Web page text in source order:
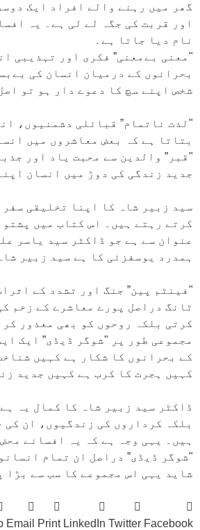
گھر میں رہنے والے افراد ایک
اور قربت کی جگہ لے لی ہے۔ یہ
نام دیا جاتا ہے۔
"معنی بےمعنی” فکری اور تہذیبی
بحرانوں کے درمیان انسان کی
شخص اپنے سچ کا دعوے دار ہو تو
"لذت ناتمام” قبائلی دشمنیوں،
بتاتا ہے کہ بعض معاشروں میں
"قبر” والدین سے محبت یاد اور
جدید زندگی کی دوڑ میں انسان
سید زبیر شاہ کا اپنا تخلیقی
کرتے رہتے ہیں۔ اس کتاب میں
عنوان سے ہے جو ڈاکٹر سید یاسر
ہمدرد یوسفزئی کا ہے سید زبیر
"فینٹم پین” جنگ اور تشدد کے
ٹانگ دراصل پورے معاشرے کے زخم
کرتی بلکہ روحوں کو بھی معذور
مجموعی طور پر "شوگر ڈیڈی” ایک
کے بحرانوں کا شکار ہے کہیں
کہیں ہجرت کا کرب ہے کہیں جدید
ڈاکٹر سید زبیر شاہ کا کمال یہ
بلکہ کرداروں کی زندگیوں، ان
ہیں۔ یہی وجہ ہے کہ یہ افسانے
"شوگر ڈیڈی” دراصل ان تمام
شاید یہی اس مجموعے کا سب سے بڑا
Facebook
Twitter
LinkedIn
Print
Email